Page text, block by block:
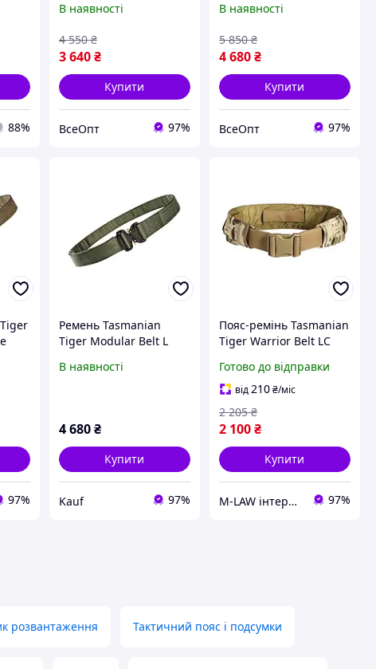
88%
системи MOLLE
В наявності
3 640 ₴
4 550 ₴
Купити
ВсеОпт 97%
тактичний пояс
В наявності
4 680₴
5 850 ₴
Купити
ВсеОпт 97%
97%
Ремень Tasmanian
Tiger Modular Belt L
L)
В наявності
4 680 ₴
Купити
Kauf 97%
Пояс-ремінь Tasmanian
Tiger Warrior Belt LC
Готово до відправки
від210₴/міс
2 100₴
2 205 ₴
Купити
M-LAW інтернет-магазин M-LAW.COM.UA 97%
розвантаження Тактичний пояс і подсумки